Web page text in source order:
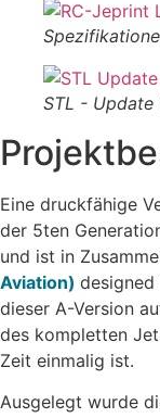
STL - Update
Eine druckfähige
der 5ten
und ist in
Aviation) designed
dieser A-Version
des kompletten
Zeit einmalig ist.
Ausgelegt wurde